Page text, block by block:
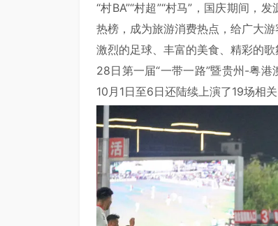
“村BA”“村超”“村马”，国庆期间，
热榜，成为旅游消费热点，给广大游
激烈的足球、丰富的美食、精彩的
28日第一届“一带一路”暨贵州-粤港
10月1日至6日还陆续上演了19场相